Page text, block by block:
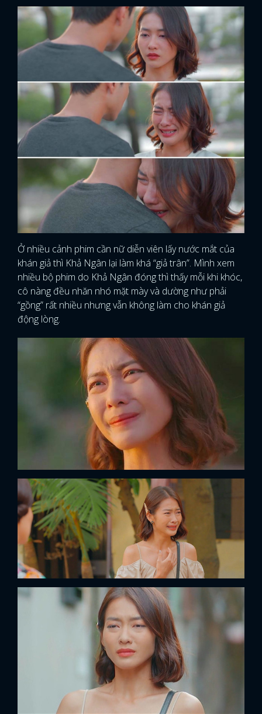
Ở nhiều cảnh phim cần nữ diễn viên lấy nước mắt của
khán giả thì Khả Ngân lại làm khá “giả trân”. Mình xem
nhiều bộ phim do Khả Ngân đóng thì thấy mỗi khi khóc,
cô nàng đều nhăn nhó mặt mày và dường như phải
“gồng” rất nhiều nhưng vẫn không làm cho khán giả
động lòng.